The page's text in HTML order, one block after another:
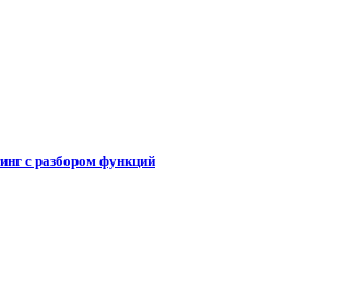
с разбором функций